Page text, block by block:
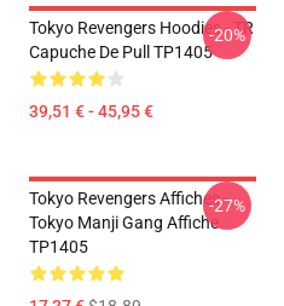
Tokyo Revengers Hoodies - TR
Capuche De Pull TP1405
39,51 € - 45,95 €
-20%
Tokyo Revengers Affiches -
Tokyo Manji Gang Affiche
TP1405
-27%